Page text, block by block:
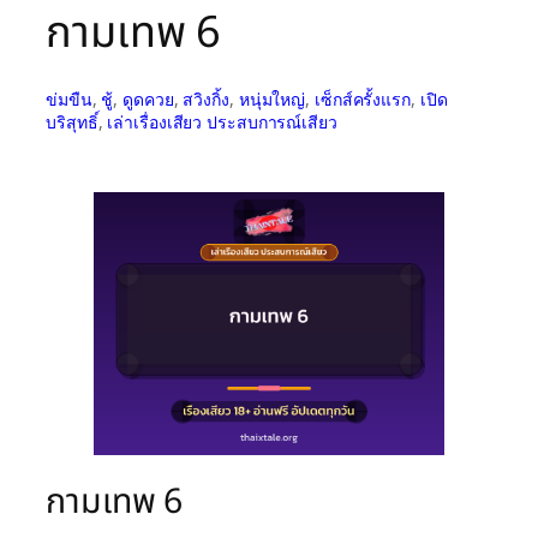
กามเทพ 6
ข่มขืน, ชู้, ดูดควย, สวิงกิ้ง, หนุ่มใหญ่, เซ็กส์ครั้งแรก, เปิด
บริสุทธิ์, เล่าเรื่องเสียว ประสบการณ์เสียว
กามเทพ 6